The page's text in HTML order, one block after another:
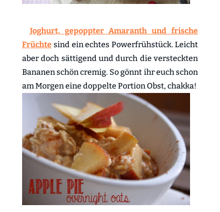
Joghurt, gepoppter Amaranth und frische
Früchtesind ein echtes Powerfrühstück. Leicht
aber doch sättigend und durch die versteckten
Bananen schön cremig. So gönnt ihr euch schon
am Morgen eine doppelte Portion Obst, chakka!